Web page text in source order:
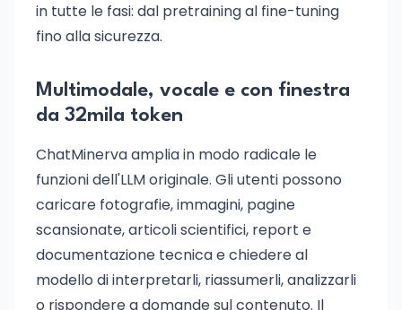
in tutte le fasi: dal pretraining al fine-tuning
fino alla sicurezza.
Multimodale, vocale e con finestra
da 32mila token
ChatMinerva amplia in modo radicale le
funzioni dell'LLM originale. Gli utenti possono
caricare fotografie, immagini, pagine
scansionate, articoli scientifici, report e
documentazione tecnica e chiedere al
modello di interpretarli, riassumerli, analizzarli
o rispondere a domande sul contenuto. Il